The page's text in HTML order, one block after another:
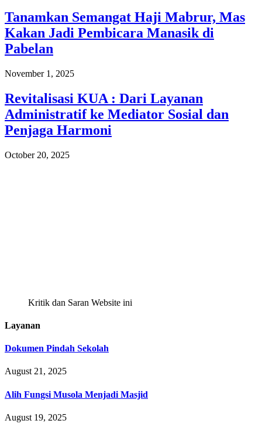
Tanamkan Semangat Haji Mabrur, Mas
Kakan Jadi Pembicara Manasik di
Pabelan
November 1, 2025
Revitalisasi KUA : Dari Layanan
Administratif ke Mediator Sosial dan
Penjaga Harmoni
October 20, 2025
Kritik dan Saran Website ini
Layanan
Dokumen Pindah Sekolah
August 21, 2025
Alih Fungsi Musola Menjadi Masjid
August 19, 2025